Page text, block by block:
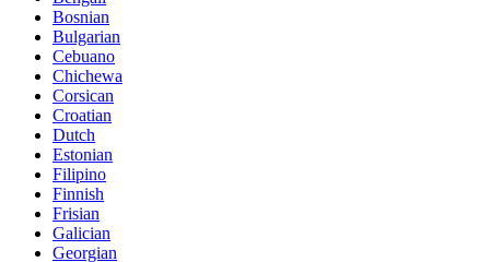
Bosnian
Bulgarian
Cebuano
Chichewa
Corsican
Croatian
Dutch
Estonian
Filipino
Finnish
Frisian
Galician
Georgian